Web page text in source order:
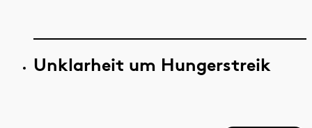
Unklarheit um Hungerstreik